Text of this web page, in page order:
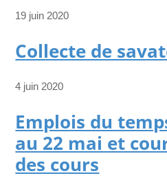
19 juin 2020
Collecte de
4 juin 2020
Emplois du
au 22 mai et
des cours